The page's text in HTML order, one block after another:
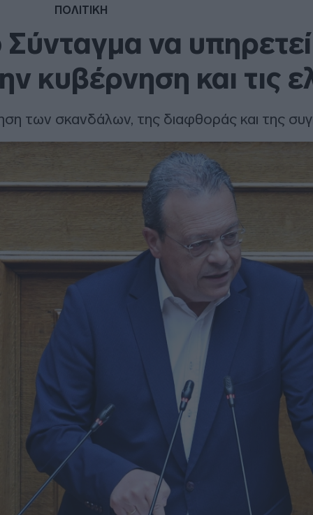
ΠΟΛΙΤΙΚΗ
να
κυβέρνηση και τις
των σκανδάλων, της διαφθοράς και της